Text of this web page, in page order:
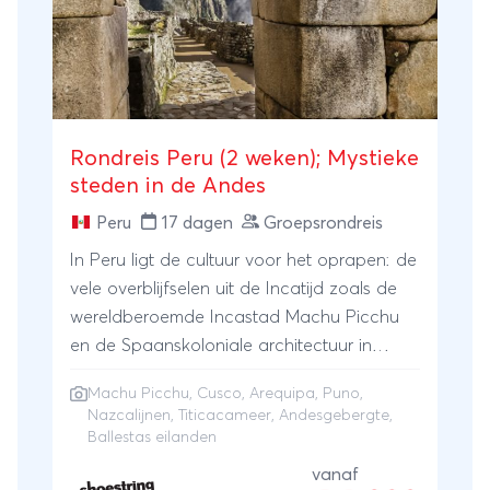
vallei van de Colca Canyon zweven. Vanuit
Puno maak je een boottocht over het
Titicacameer, waarbij je een drijvend eiland
bezoekt. Natuurlijk ontbreekt ook het
bezoekt de Machu Picchu.
Rondreis Peru (2 weken); Mystieke
steden in de Andes
Peru 17 dagen Groepsrondreis
In Peru ligt de cultuur voor het oprapen: de
vele overblijfselen uit de Incatijd zoals de
wereldberoemde Incastad Machu Picchu
en de Spaanskoloniale architectuur in
voor single en solo reizigers merk je dat de
natuur van het land is zeer divers is: het
Machu Picchu, Cusco, Arequipa, Puno,
Nazcalijnen, Titicacameer, Andesgebergte,
Ballestas eilanden
vanaf